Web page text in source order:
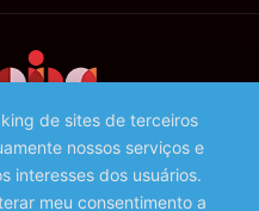
da Madeira
de sites de terceiros
nossos serviços e
interesses dos usuários.
meu consentimento a